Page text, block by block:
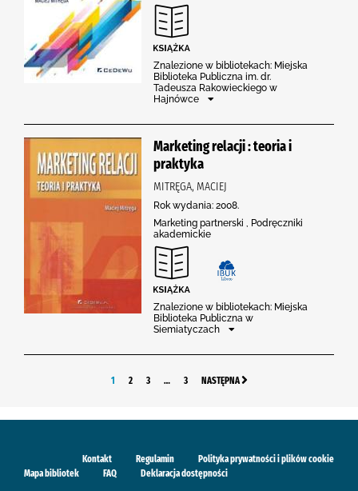
Znalezione w bibliotekach: Miejska
Biblioteka Publiczna im. dr.
Tadeusza Rakowieckiego w
Hajnówce
Marketing relacji : teoria i
praktyka
MITRĘGA, MACIEJ
Rok wydania: 2008.
Marketing partnerski , Podręczniki
akademickie
Znalezione w bibliotekach: Miejska
Biblioteka Publiczna w
Siemiatyczach
1 2 3 … 3 NASTĘPNA
Kontakt Regulamin
Polityka prywatności i plików cookie
Mapa bibliotek
FAQ Deklaracja dostępności